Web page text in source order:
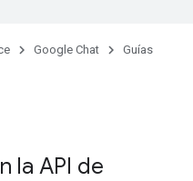
Google Chat Guías
la API de